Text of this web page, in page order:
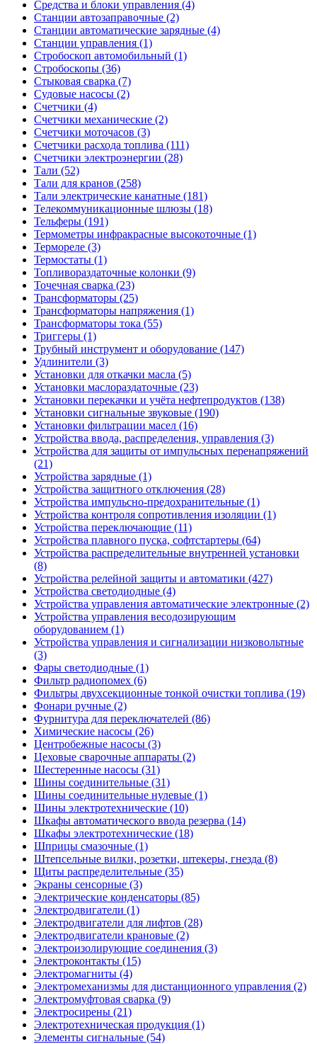
Средства и блоки управления (4)
Станции автозаправочные (2)
Станции автоматические зарядные (4)
Станции управления (1)
Стробоскоп автомобильный (1)
Стробоскопы (36)
Стыковая сварка (7)
Судовые насосы (2)
Счетчики (4)
Счетчики механические (2)
Счетчики моточасов (3)
Счетчики расхода топлива (111)
Счетчики электроэнергии (28)
Тали (52)
Тали для кранов (258)
Тали электрические канатные (181)
Телекоммуникационные шлюзы (18)
Тельферы (191)
Термометры инфракрасные высокоточные (1)
Термореле (3)
Термостаты (1)
Топливораздаточные колонки (9)
Точечная сварка (23)
Трансформаторы (25)
Трансформаторы напряжения (1)
Трансформаторы тока (55)
Триггеры (1)
Трубный инструмент и оборудование (147)
Удлинители (3)
Установки для откачки масла (5)
Установки маслораздаточные (23)
Установки перекачки и учёта нефтепродуктов (138)
Установки сигнальные звуковые (190)
Установки фильтрации масел (16)
Устройства ввода, распределения, управления (3)
Устройства для защиты от импульсных перенапряжений
(21)
Устройства зарядные (1)
Устройства защитного отключения (28)
Устройства импульсно-предохранительные (1)
Устройства контроля сопротивления изоляции (1)
Устройства переключающие (11)
Устройства плавного пуска, софтстартеры (64)
Устройства распределительные внутренней установки
(8)
Устройства релейной защиты и автоматики (427)
Устройства светодиодные (4)
Устройства управления автоматические электронные (2)
Устройства управления весодозирующим
оборудованием (1)
Устройства управления и сигнализации низковольтные
(3)
Фары светодиодные (1)
Фильтр радиопомех (6)
Фильтры двухсекционные тонкой очистки топлива (19)
Фонари ручные (2)
Фурнитура для переключателей (86)
Химические насосы (26)
Центробежные насосы (3)
Цеховые сварочные аппараты (2)
Шестеренные насосы (31)
Шины соединительные (31)
Шины соединительные нулевые (1)
Шины электротехнические (10)
Шкафы автоматического ввода резерва (14)
Шкафы электротехнические (18)
Шприцы смазочные (1)
Штепсельные вилки, розетки, штекеры, гнезда (8)
Щиты распределительные (35)
Экраны сенсорные (3)
Электрические конденсаторы (85)
Электродвигатели (1)
Электродвигатели для лифтов (28)
Электродвигатели крановые (2)
Электроизолирующие соединения (3)
Электроконтакты (15)
Электромагниты (4)
Электромеханизмы для дистанционного управления (2)
Электромуфтовая сварка (9)
Электросирены (21)
Электротехническая продукция (1)
Элементы сигнальные (54)